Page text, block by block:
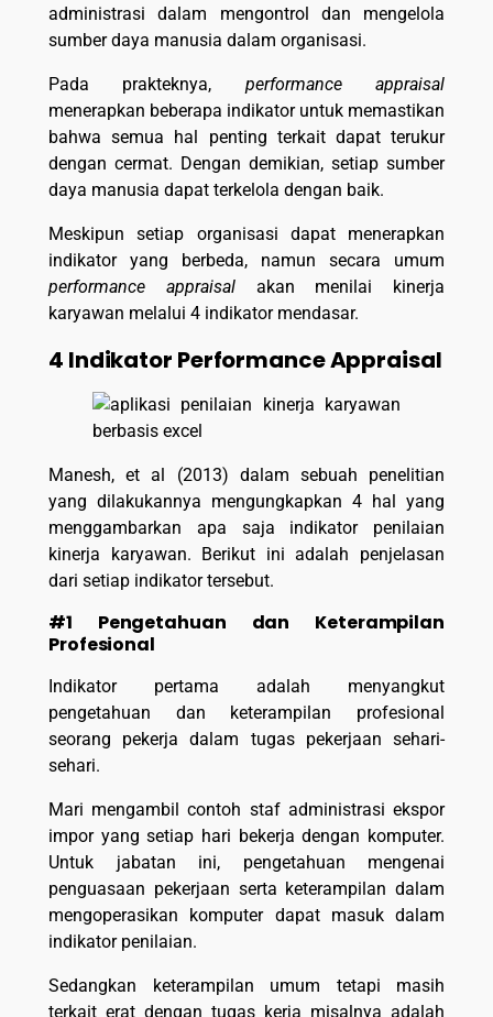
administrasi dalam mengontrol dan mengelola
sumber daya manusia dalam organisasi.
Pada prakteknya, performance appraisal
menerapkan beberapa indikator untuk memastikan
bahwa semua hal penting terkait dapat terukur
dengan cermat. Dengan demikian, setiap sumber
daya manusia dapat terkelola dengan baik.
Meskipun setiap organisasi dapat menerapkan
indikator yang berbeda, namun secara umum
performance appraisalakan menilai kinerja
karyawan melalui 4 indikator mendasar.
4 Indikator Performance Appraisal
Manesh, et al (2013) dalam sebuah penelitian
yang dilakukannya mengungkapkan 4 hal yang
menggambarkan apa saja indikator penilaian
kinerja karyawan. Berikut ini adalah penjelasan
dari setiap indikator tersebut.
#1 Pengetahuan dan Keterampilan
Profesional
Indikator pertama adalah menyangkut
pengetahuan dan keterampilan profesional
seorang pekerja dalam tugas pekerjaan sehari-
sehari.
Mari mengambil contoh staf administrasi ekspor
impor yang setiap hari bekerja dengan komputer.
Untuk jabatan ini, pengetahuan mengenai
penguasaan pekerjaan serta keterampilan dalam
mengoperasikan komputer dapat masuk dalam
indikator penilaian.
Sedangkan keterampilan umum tetapi masih
terkait erat dengan tugas kerja misalnya adalah